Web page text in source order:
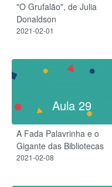
"O Grufalão", de Julia
Donaldson
2021-02-01
Aula 29
A Fada Palavrinha e o
Gigante das Bibliotecas
2021-02-08